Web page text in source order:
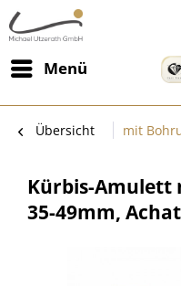
Menü
Übersicht mit
Kürbis-Amulett
35-49mm, Achat